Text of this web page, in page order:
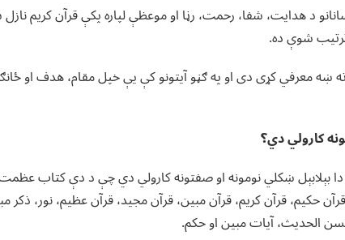
د هدایت، شفا، رحمت، رڼا او موعظې لپاره پکې قرآن کریم
شوې ده.
ښه معرفي کړی دی او په ګڼو آیتونو کې یې خپل مقام، هدف او
کارولي دي؟
دا بېلابېل ښکلي نومونه او صفتونه کارولي دي چې د دې کتاب
قرآن حکیم، قرآن کریم، قرآن مبین، قرآن مجید، قرآن عظیم، نور، ذکر
الحدیث، آیات مبین او حکم.